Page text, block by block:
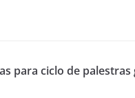
para ciclo de